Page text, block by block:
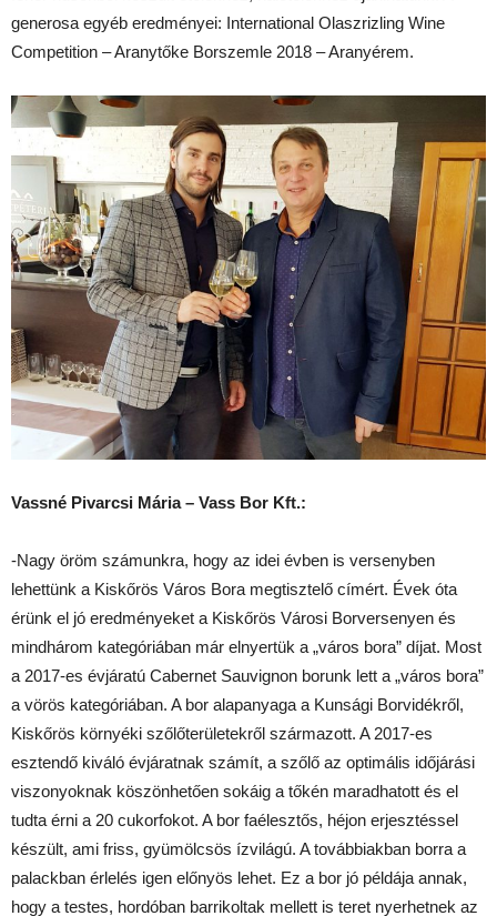
generosa egyéb eredményei: International Olaszrizling Wine
Competition – Aranytőke Borszemle 2018 – Aranyérem.
Vassné Pivarcsi Mária – Vass Bor Kft.:
-Nagy öröm számunkra, hogy az idei évben is versenyben
lehettünk a Kiskőrös Város Bora megtisztelő címért. Évek óta
érünk el jó eredményeket a Kiskőrös Városi Borversenyen és
mindhárom kategóriában már elnyertük a „város bora” díjat. Most
a 2017-es évjáratú Cabernet Sauvignon borunk lett a „város bora”
a vörös kategóriában. A bor alapanyaga a Kunsági Borvidékről,
Kiskőrös környéki szőlőterületekről származott. A 2017-es
esztendő kiváló évjáratnak számít, a szőlő az optimális időjárási
viszonyoknak köszönhetően sokáig a tőkén maradhatott és el
tudta érni a 20 cukorfokot. A bor faélesztős, héjon erjesztéssel
készült, ami friss, gyümölcsös ízvilágú. A továbbiakban borra a
palackban érlelés igen előnyös lehet. Ez a bor jó példája annak,
hogy a testes, hordóban barrikoltak mellett is teret nyerhetnek az